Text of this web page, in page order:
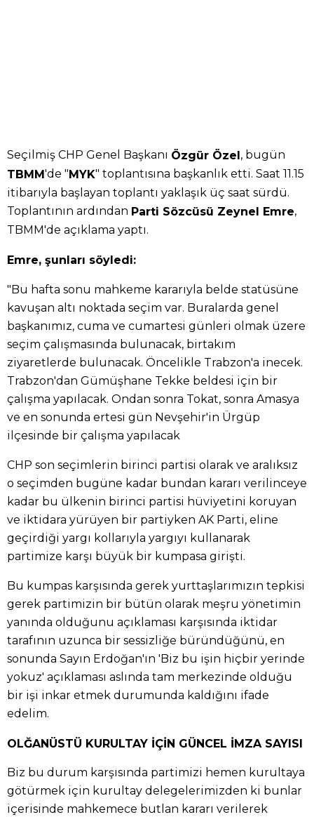
Seçilmiş CHP Genel Başkanı Özgür Özel , bugün
TBMM'de "MYK" toplantısına başkanlık etti. Saat 11.15
itibarıyla başlayan toplantı yaklaşık üç saat sürdü.
Toplantının ardından Parti Sözcüsü Zeynel Emre,
TBMM'de açıklama yaptı.
Emre, şunları söyledi:
"Bu hafta sonu mahkeme kararıyla belde statüsüne
kavuşan altı noktada seçim var. Buralarda genel
başkanımız, cuma ve cumartesi günleri olmak üzere
seçim çalışmasında bulunacak, birtakım
ziyaretlerde bulunacak. Öncelikle Trabzon'a inecek.
Trabzon'dan Gümüşhane Tekke beldesi için bir
çalışma yapılacak. Ondan sonra Tokat, sonra Amasya
ve en sonunda ertesi gün Nevşehir'in Ürgüp
ilçesinde bir çalışma yapılacak
CHP son seçimlerin birinci partisi olarak ve aralıksız
o seçimden bugüne kadar bundan kararı verilinceye
kadar bu ülkenin birinci partisi hüviyetini koruyan
ve iktidara yürüyen bir partiyken AK Parti, eline
geçirdiği yargı kollarıyla yargıyı kullanarak
partimize karşı büyük bir kumpasa girişti.
Bu kumpas karşısında gerek yurttaşlarımızın tepkisi
gerek partimizin bir bütün olarak meşru yönetimin
yanında olduğunu açıklaması karşısında iktidar
tarafının uzunca bir sessizliğe büründüğünü, en
sonunda Sayın Erdoğan'ın 'Biz bu işin hiçbir yerinde
yokuz' açıklaması aslında tam merkezinde olduğu
bir işi inkar etmek durumunda kaldığını ifade
edelim.
OLĞANÜSTÜ KURULTAY İÇİN GÜNCEL İMZA SAYISI
Biz bu durum karşısında partimizi hemen kurultaya
götürmek için kurultay delegelerimizden ki bunlar
içerisinde mahkemece butlan kararı verilerek